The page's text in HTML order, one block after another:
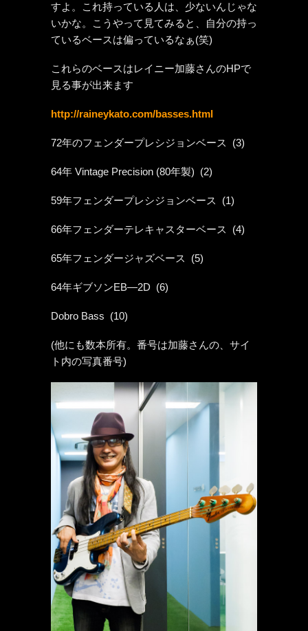
すよ。これ持っている人は、少ないんじゃな
いかな。こうやって見てみると、自分の持っ
ているベースは偏っているなぁ(笑)
これらのベースはレイニー加藤さんのHPで
見る事が出来ます
http://raineykato.com/basses.html
72年のフェンダープレシジョンベース (3)
64年 Vintage Precision (80年製) (2)
59年フェンダープレシジョンベース (1)
66年フェンダーテレキャスターベース (4)
65年フェンダージャズベース (5)
64年ギブソンEB—2D (6)
Dobro Bass (10)
(他にも数本所有。番号は加藤さんの、サイ
ト内の写真番号)